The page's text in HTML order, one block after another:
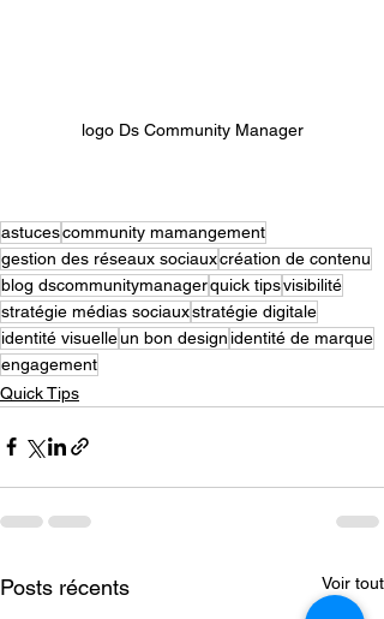
logo Ds Community Manager
astucescommunity mamangement
gestion des réseaux sociauxcréation de contenu
blog dscommunitymanagerquick tipsvisibilité
stratégie médias sociauxstratégie digitale
identité visuelleun bon design identité de marque
engagement
Quick Tips
Posts récents Voir tout